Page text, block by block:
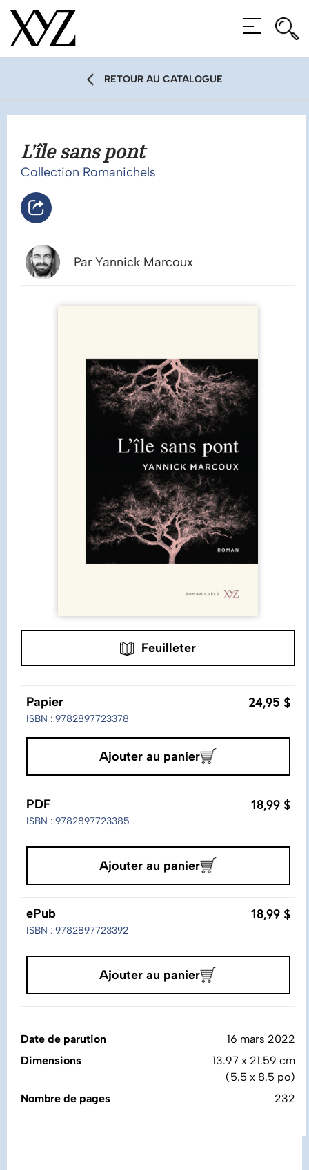
MENU
RETOUR AU CATALOGUE
L'île sans pont
Collection Romanichels
Par Yannick Marcoux
Feuilleter
Papier
ISBN : 9782897723378
24,95 $
Ajouter au panier
PDF
ISBN : 9782897723385
18,99 $
Ajouter au panier
ePub
ISBN : 9782897723392
18,99 $
Ajouter au panier
Date de parution
16 mars 2022
Dimensions
13.97 x 21.59 cm
(5.5 x 8.5 po)
Nombre de pages
232